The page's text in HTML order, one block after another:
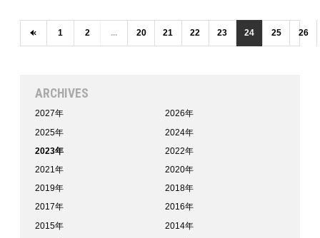
‹ 1 2 ... 20 21 22 23 24 25 26
ARCHIVES
2027年
2026年
2025年
2024年
2023年
2022年
2021年
2020年
2019年
2018年
2017年
2016年
2015年
2014年